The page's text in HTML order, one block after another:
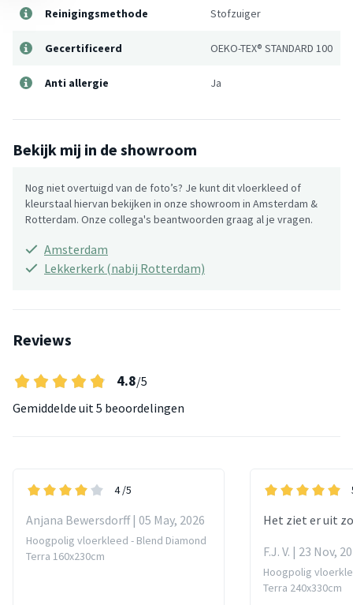
Reinigingsmethode Stofzuiger
Gecertificeerd OEKO-TEX® STANDARD 100
Anti allergie Ja
Bekijk mij in de showroom
Nog niet overtuigd van de foto’s? Je kunt dit vloerkleed of
kleurstaal hiervan bekijken in onze showroom in Amsterdam &
Rotterdam. Onze collega's beantwoorden graag al je vragen.
Amsterdam
Lekkerkerk (nabij Rotterdam)
Reviews
4.8/5
Gemiddelde uit 5 beoordelingen
4 /5
Anjana Bewersdorff | 05 May, 2026
Hoogpolig vloerkleed - Blend Diamond
Terra 160x230cm
Het ziet er uit
F.J. V. | 23 Nov,
Hoogpolig
Terra 240x330cm